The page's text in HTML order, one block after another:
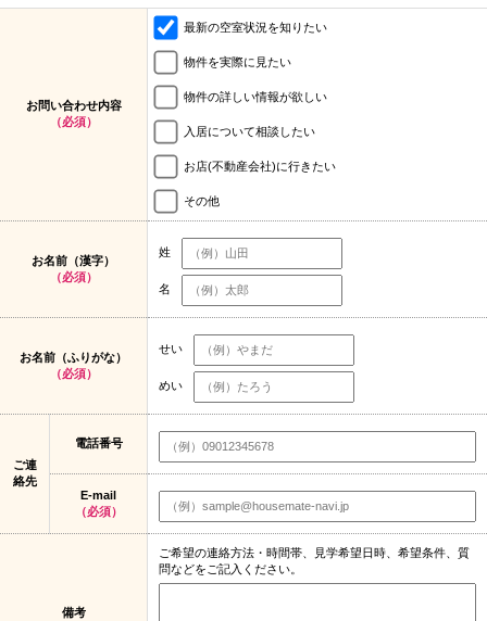
お問い合わせ内容
（必須）
最新の空室状況を知りたい
物件を実際に見たい
物件の詳しい情報が欲しい
入居について相談したい
お店(不動産会社)に行きたい
その他
お名前（漢字）
（必須）
姓
名
お名前（ふりがな）
（必須）
せい
めい
ご連
絡先
電話番号
E-mail
（必須）
備考
ご希望の連絡方法・時間帯、見学希望日時、希望条件、質
問などをご記入ください。